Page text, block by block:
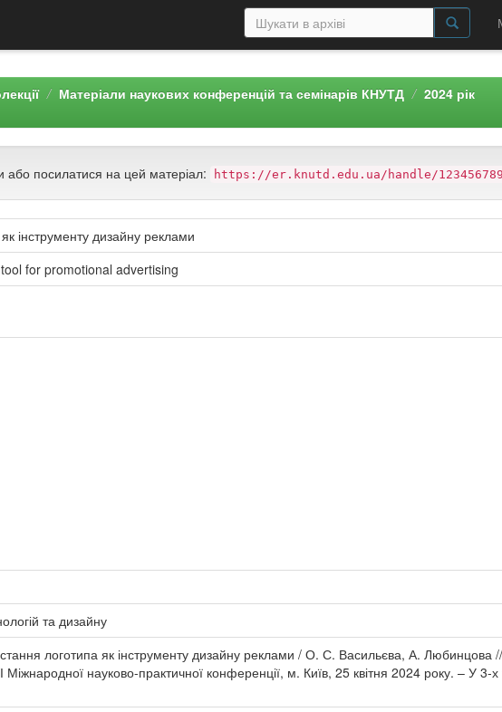
Матеріали наукових конференцій та семінарів КНУТД
2024 рік
або посилатися на цей матеріал: https://er.knutd.edu.ua/handle/
інструменту дизайну реклами
for promotional advertising
та дизайну
логотипа як інструменту дизайну реклами / О. С. Васильєва, А. Любинцова
Міжнародної науково-практичної конференції, м. Київ, 25 квітня 2024 року. – У